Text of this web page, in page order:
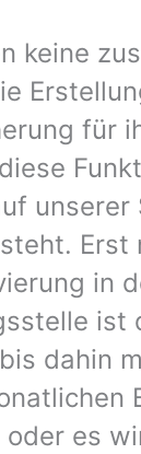
keine
für
unserer
Erst
in
ist
dahin
oder es